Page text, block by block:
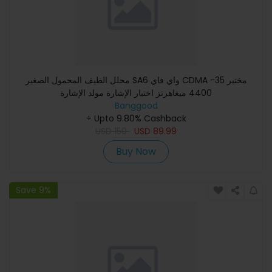
محلل الطيف المحمول الصغير SA6 واي فاي CDMA مختبر 35-
4400 ميغاهرتز اختبار الإشارة مولد الإشارة
Banggood
+ Upto 9.80% Cashback
USD 89.99
Buy Now
Save 9%